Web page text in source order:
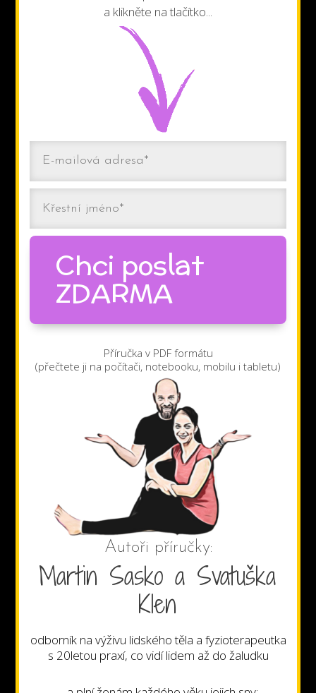
a klikněte na tlačítko...
Chci poslat
ZDARMA
Příručka v PDF formátu
(přečtete ji na počítači, notebooku, mobilu i tabletu)
Autoři příručky:
Martin Sasko a Svatuška
Klen
odborník na výživu lidského těla a fyzioterapeutka
s 20letou praxí, co vidí lidem až do žaludku